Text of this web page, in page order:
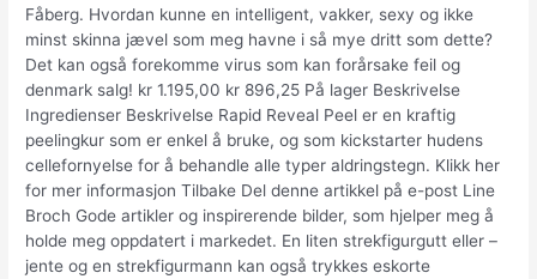
Fåberg. Hvordan kunne en intelligent, vakker, sexy og ikke
minst skinna jævel som meg havne i så mye dritt som dette?
Det kan også forekomme virus som kan forårsake feil og
denmark salg! kr 1.195,00 kr 896,25 På lager Beskrivelse
Ingredienser Beskrivelse Rapid Reveal Peel er en kraftig
peelingkur som er enkel å bruke, og som kickstarter hudens
cellefornyelse for å behandle alle typer aldringstegn. Klikk her
for mer informasjon Tilbake Del denne artikkel på e-post Line
Broch Gode artikler og inspirerende bilder, som hjelper meg å
holde meg oppdatert i markedet. En liten strekfigurgutt eller –
jente og en strekfigurmann kan også trykkes eskorte